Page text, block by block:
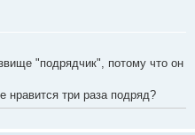
"подрядчик", потому что он
три раза подряд?